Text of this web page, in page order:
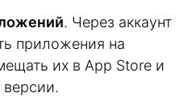
. Через аккаунт
приложения на
их в App Store и